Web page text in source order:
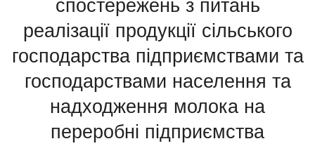
реалізації продукції сільського
господарства підприємствами та
господарствами населення та
надходження молока на
переробні підприємства